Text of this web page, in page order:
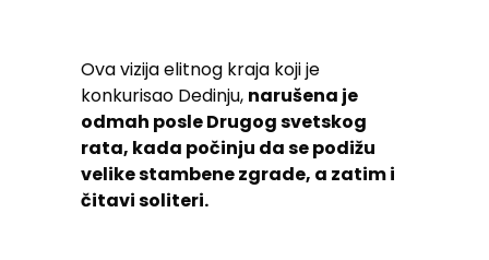
Ova vizija elitnog kraja koji je
konkurisao Dedinju, narušena je
odmah posle Drugog svetskog
rata, kada počinju da se podižu
velike stambene zgrade, a zatim i
čitavi soliteri.